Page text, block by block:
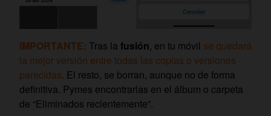
IMPORTANTE: Tras la fusión, en tu móvil se quedará
la mejor versión entre todas las copias o versiones
parecidas. El resto, se borran, aunque no de forma
definitiva. Pymes encontrarlas en el álbum o carpeta
de “Eliminados recientemente”.